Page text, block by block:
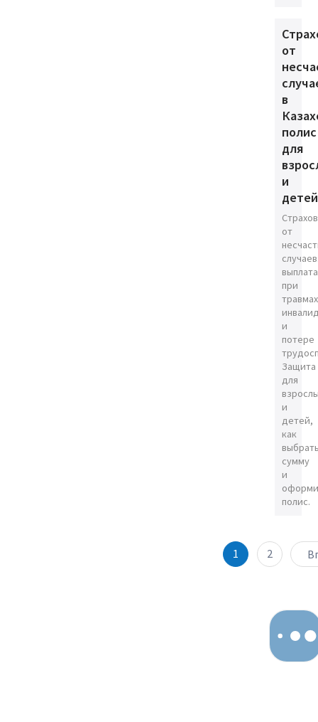
от
в
полис
для
и
детей
от
выплата
при
и
потере
Защита
для
и
детей,
как
сумму
и
полис.
1 2